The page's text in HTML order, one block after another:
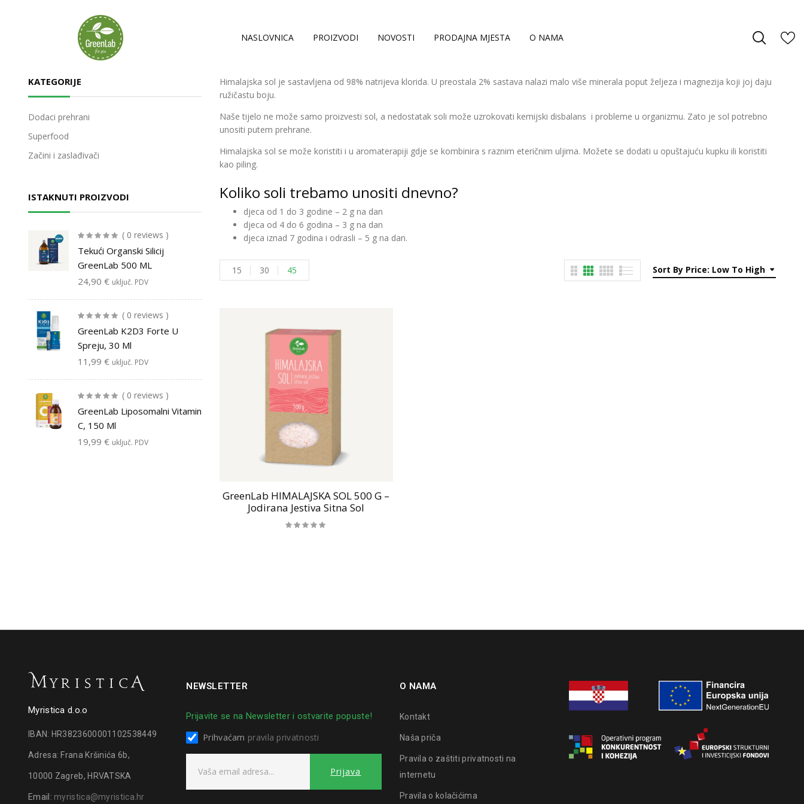
NASLOVNICA PROIZVODI NOVOSTI PRODAJNA MJESTA O NAMA
KATEGORIJE
Dodaci prehrani
Superfood
Začini i zaslađivači
ISTAKNUTI PROIZVODI
( 0 reviews )
Tekući Organski Silicij
GreenLab 500 ML
24,90 € uključ. PDV
( 0 reviews )
GreenLab K2D3 Forte U
Spreju, 30 Ml
11,99 € uključ. PDV
( 0 reviews )
GreenLab Liposomalni Vitamin
C, 150 Ml
19,99 € uključ. PDV
Himalajska sol je sastavljena od 98% natrijeva klorida. U preostala 2% sastava nalazi malo više minerala poput željeza i magnezija koji joj daju
ružičastu boju.
Naše tijelo ne može samo proizvesti sol, a nedostatak soli može uzrokovati kemijski disbalans i probleme u organizmu. Zato je sol potrebno
unositi putem prehrane.
Himalajska sol se može koristiti i u aromaterapiji gdje se kombinira s raznim eteričnim uljima. Možete se dodati u opuštajuću kupku ili koristiti
kao piling.
Koliko soli trebamo unositi dnevno?
djeca od 1 do 3 godine – 2 g na dan
djeca od 4 do 6 godina – 3 g na dan
djeca iznad 7 godina i odrasli – 5 g na dan.
Sort By Price: Low To High
15 30 45
GreenLab HIMALAJSKA SOL 500 G –
Jodirana Jestiva Sitna Sol
Myristica d.o.o
IBAN: HR3823600001102538449
Adresa: Frana Kršinića 6b,
10000 Zagreb, HRVATSKA
Email: myristica@myristica.hr
NEWSLETTER
Prijavite se na Newsletter i ostvarite popuste!
Prihvaćam pravila privatnosti
O NAMA
Kontakt
Naša priča
Pravila o zaštiti privatnosti na
internetu
Pravila o kolačićima